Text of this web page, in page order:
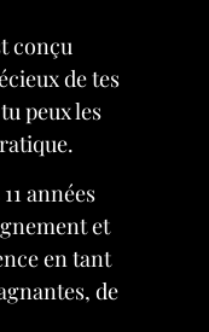
conçu
de tes
peux les
années
et
en tant
de